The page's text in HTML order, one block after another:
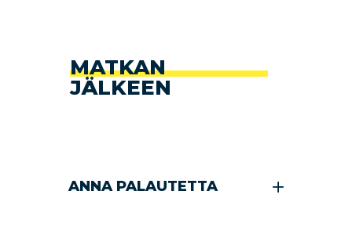
MATKAN
JÄLKEEN
ANNA PALAUTETTA